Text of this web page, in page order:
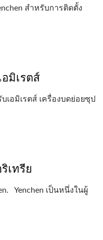
สำหรับการติดตั้ง
มิเรตส์
อมิเรตส์ เครื่องบดย่อยซุป
เทรีย
Yenchen เป็นหนึ่งในผู้